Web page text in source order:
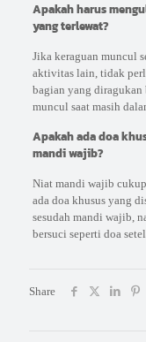
Apakah harus
yang terlewat?
Jika keraguan muncul
aktivitas lain, tidak
bagian yang diragukan
muncul saat masih
Apakah ada doa
mandi wajib?
Niat mandi wajib
ada doa khusus yang
sesudah mandi wajib,
bersuci seperti doa
Share